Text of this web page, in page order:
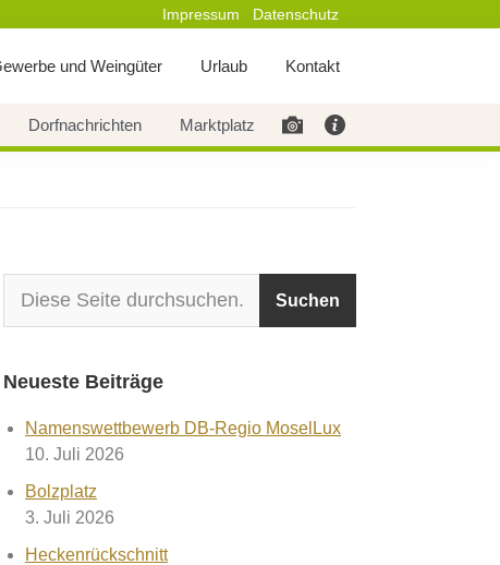
Impressum Datenschutz
und Weingüter Urlaub Kontakt
Dorfnachrichten Marktplatz
Neueste Beiträge
Namenswettbewerb DB-Regio MoselLux
10. Juli 2026
Bolzplatz
3. Juli 2026
Heckenrückschnitt